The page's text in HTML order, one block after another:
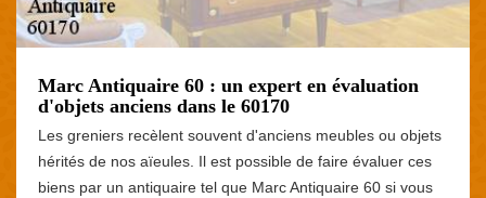
Marc Antiquaire 60 : un expert en évaluation
d'objets anciens dans le 60170
Les greniers recèlent souvent d'anciens meubles ou objets
hérités de nos aïeules. Il est possible de faire évaluer ces
biens par un antiquaire tel que Marc Antiquaire 60 si vous